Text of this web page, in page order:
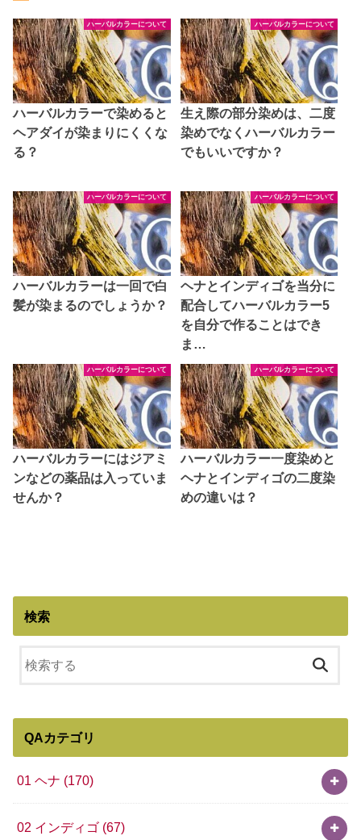
ハーバルカラーについて
ハーバルカラーで染めると
ヘアダイが染まりにくくな
る？
ハーバルカラーについて
生え際の部分染めは、二度
染めでなくハーバルカラー
でもいいですか？
ハーバルカラーについて
ハーバルカラーは一回で白
髪が染まるのでしょうか？
ハーバルカラーについて
ヘナとインディゴを当分に
配合してハーバルカラー5
を自分で作ることはでき
ま…
ハーバルカラーについて
ハーバルカラーにはジアミ
ンなどの薬品は入っていま
せんか？
ハーバルカラーについて
ハーバルカラー一度染めと
ヘナとインディゴの二度染
めの違いは？
検索
QAカテゴリ
01 ヘナ (170)
02 インディゴ (67)